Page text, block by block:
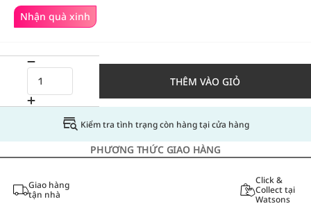
Nhận quà xinh
THÊM VÀO GIỎ
Kiểm tra tình trạng còn hàng tại cửa hàng
PHƯƠNG THỨC GIAO HÀNG
Giao hàng
tận nhà
Click &
Collect tại
Watsons